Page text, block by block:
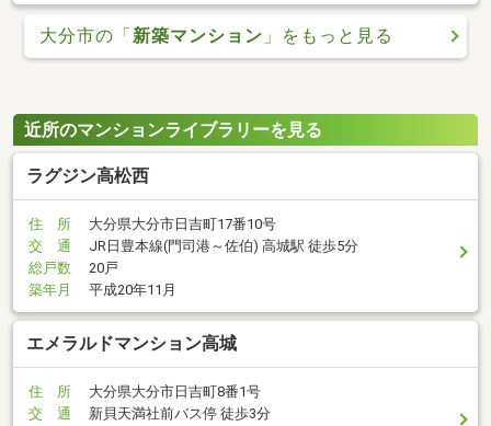
大分市の「新築マンション 」をもっと見る
近所のマンションライブラリーを見る
ラグジン高松西
住 所
大分県大分市日吉町17番10号
交 通
JR日豊本線(門司港～佐伯) 高城駅 徒歩5分
総戸数
20戸
築年月
平成20年11月
エメラルドマンション高城
住 所
大分県大分市日吉町8番1号
交 通
新貝天満社前バス停 徒歩3分